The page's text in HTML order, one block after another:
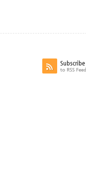
Subscribe
to RSS Feed